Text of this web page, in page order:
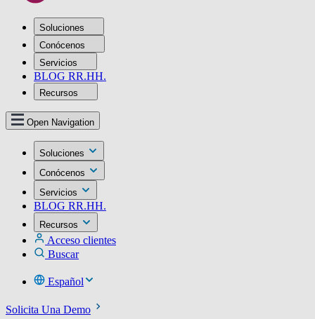
Soluciones
Conócenos
Servicios
BLOG RR.HH.
Recursos
Open Navigation
Soluciones
Conócenos
Servicios
BLOG RR.HH.
Recursos
Acceso clientes
Buscar
Español
Solicita Una Demo